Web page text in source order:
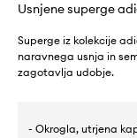
Usnjene superge
Superge iz kolekcije
naravnega usnja in
zagotavlja udobje.
- Okrogla, utrjena